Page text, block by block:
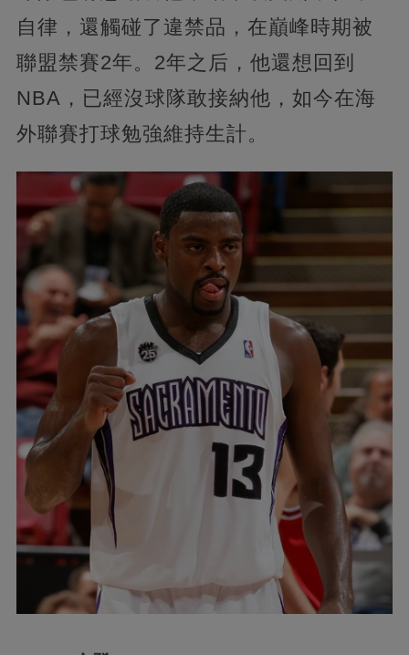
自律，還觸碰了違禁品，在巔峰時期被
聯盟禁賽2年。2年之后，他還想回到
NBA，已經沒球隊敢接納他，如今在海
外聯賽打球勉強維持生計。